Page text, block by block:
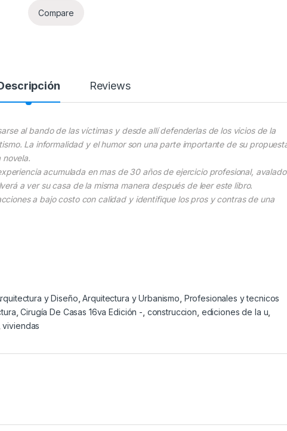
Compare
Reviews
al bando de las víctimas y desde allí defenderlas de los vicios de la
La informalidad y el humor son una parte importante de su
novela.
acumulada en mas de 30 años de ejercicio profesional,
a ver su casa de la misma manera después de leer este libro.
a bajo costo con calidad y identifique los pros y contras de una
y Diseño ,Arquitectura y Urbanismo Profesionales y tecnicos
,Cirugía De Casas 16va Edición - construccion ediciones de la u
,viviendas